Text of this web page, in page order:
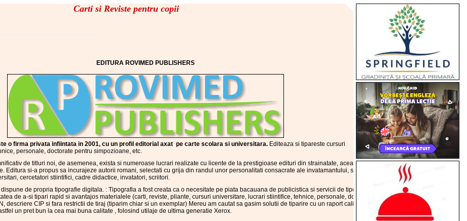
Carti si Reviste pentru copii
EDITURA ROVIMED PUBLISHERS
o firma privata infiintata in 2001, cu un profil editorial axat pe carte scolara si universitara. Editeaza si tipareste cursuri
personale, doctorate pentru simpozioane, etc.
de titluri noi, de asemenea, exista si numeroase lucrari realizate cu licente de la prestigioase edituri din strainatate, aceasta
Editura si-a propus sa incurajeze autorii romani, selectati cu grija din randul unor personalitati consacrate ale invatamantului, stiintei si
cercetatori stiintifici, cadre didactice, invatatori, scriitori.
de propria tipografie digitala. : Tipografia a fost creata ca o necesitate pe piata bacauana de publicistica si servicii de tipografie
de a-si tipari rapid si avantajos materialele (carti, reviste, pliante, cursuri universitare, lucrari stiintifice, tehnice, personale, doctorate
descriere CIP si fara restrictii de tiraj (tiparim chiar si un exemplar) Mereu am cautat sa gasim solutii de tiparire cu un raport calitate/pret
un pret bun la cea mai buna calitate , folosind utilaje de ultima generatie Xerox.